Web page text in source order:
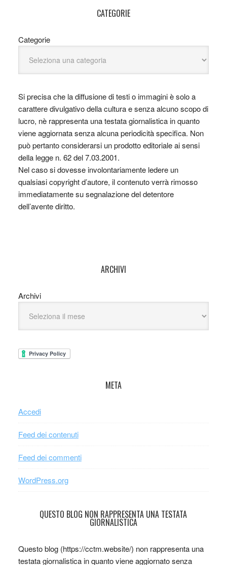
CATEGORIE
Categorie
Si precisa che la diffusione di testi o immagini è solo a
carattere divulgativo della cultura e senza alcuno scopo di
lucro, nè rappresenta una testata giornalistica in quanto
viene aggiornata senza alcuna periodicità specifica. Non
può pertanto considerarsi un prodotto editoriale ai sensi
della legge n. 62 del 7.03.2001.
Nel caso si dovesse involontariamente ledere un
qualsiasi copyright d’autore, il contenuto verrà rimosso
immediatamente su segnalazione del detentore
dell’avente diritto.
ARCHIVI
Archivi
META
Accedi
Feed dei contenuti
Feed dei commenti
WordPress.org
QUESTO BLOG NON RAPPRESENTA UNA TESTATA
GIORNALISTICA
Questo blog (https://cctm.website/) non rappresenta una
testata giornalistica in quanto viene aggiornato senza